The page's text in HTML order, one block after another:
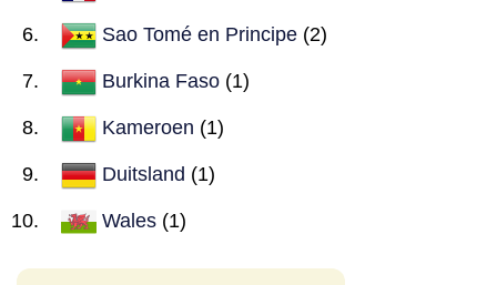
Sao Tomé en Principe (2)
Burkina Faso (1)
Kameroen (1)
Duitsland (1)
Wales (1)